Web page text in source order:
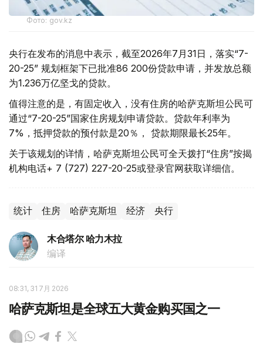
Фото: gov.kz
央行在发布的消息中表示，截至2026年7月31日，落实“7-
20-25” 规划框架下已批准86 200份贷款申请，并发放总额
为1.236万亿坚戈的贷款。
值得注意的是，有固定收入，没有住房的哈萨克斯坦公民可
通过“7-20-25”国家住房规划申请贷款。贷款年利率为
7%，抵押贷款的预付款是20％， 贷款期限最长25年。
关于该规划的详情，哈萨克斯坦公民可全天拨打“住房”按揭
机构电话+ 7 (727) 227-20-25或登录官网获取详细信。
统计 住房 哈萨克斯坦 经济 央行
木合塔尔 哈力木拉
编译
08:31, 31 7月 2026
哈萨克斯坦是全球五大黄金购买国之一